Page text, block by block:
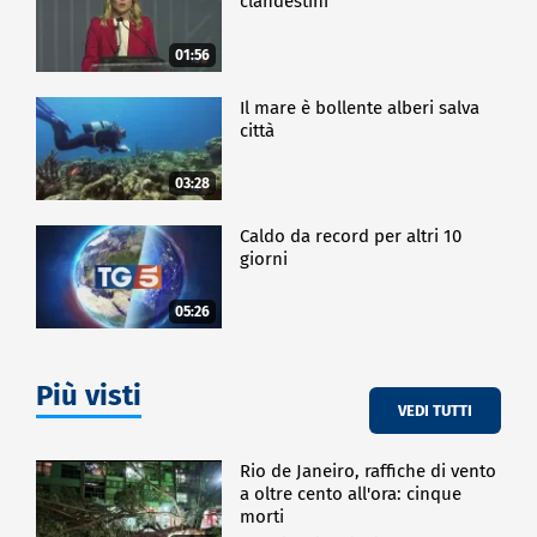
01:56
03:28
Il mare è bollente alberi salva
città
05:26
Caldo da record per altri 10
giorni
Più visti VEDI TUTTI
Rio de Janeiro, raffiche di vento
a oltre cento all'ora: cinque
morti